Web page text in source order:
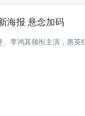
海报 悬念加码
李鸿其领衔主演，惠英